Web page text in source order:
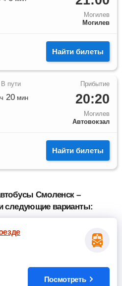
Могилев
Могилев
Найти билеты
20:20
Могилев
Автовокзал
ч 20 мин
Найти билеты
Смоленск –
следующие варианты:
Посмотреть